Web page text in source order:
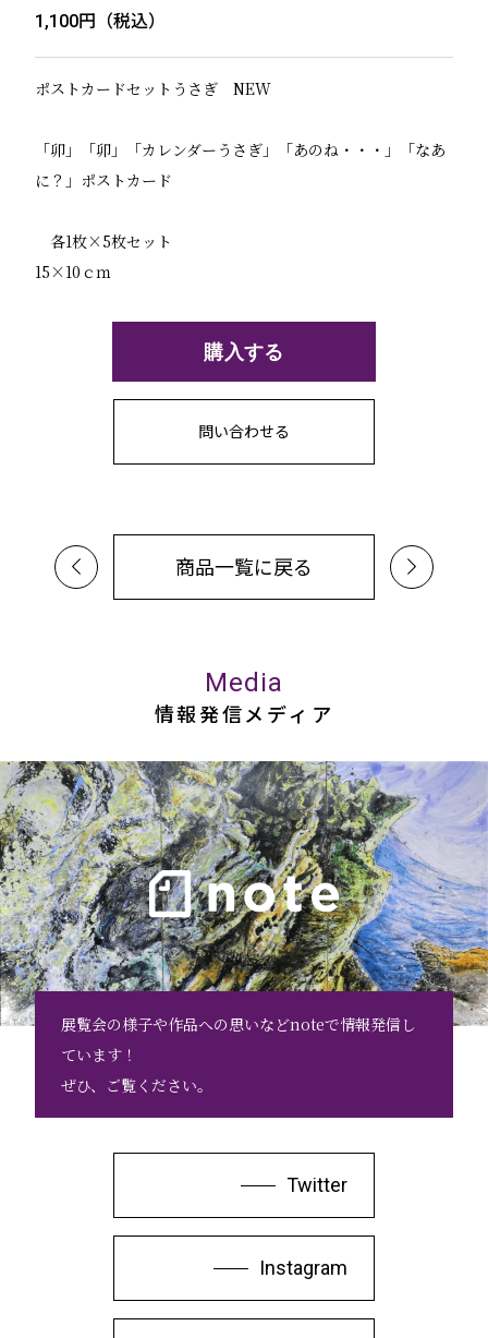
1,100円（税込）
ポストカードセットうさぎ NEW
「卯」「卯」「カレンダーうさぎ」「あのね・・・」「なあ
に？」ポストカード
各1枚×5枚セット
15×10ｃｍ
問い合わせる
商品一覧に戻る
Media
情報発信メディア
展覧会の様子や作品への思いなどnoteで情報発信し
ています！
ぜひ、ご覧ください。
Twitter
Instagram